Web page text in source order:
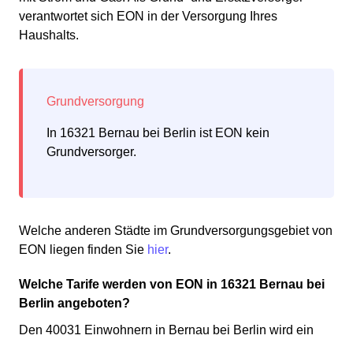
verantwortet sich EON in der Versorgung Ihres
Haushalts.
In 16321 Bernau bei Berlin ist EON kein
Grundversorger.
Welche anderen Städte im Grundversorgungsgebiet von
EON liegen finden Sie hier.
Welche Tarife werden von EON in 16321 Bernau bei
Berlin angeboten?
Den 40031 Einwohnern in Bernau bei Berlin wird ein